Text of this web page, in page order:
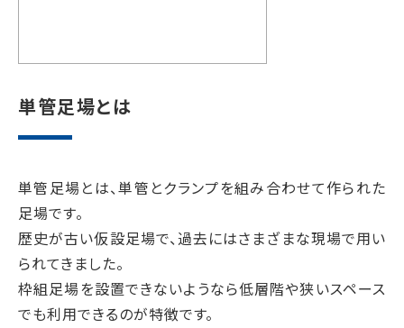
単管足場とは
単管足場とは、単管とクランプを組み合わせて作られた
足場です。
歴史が古い仮設足場で、過去にはさまざまな現場で用い
られてきました。
枠組足場を設置できないようなら低層階や狭いスペース
でも利用できるのが特徴です。